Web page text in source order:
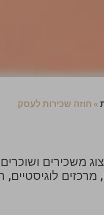
» חוזה שכירות לעסק
משכירים
מרכזים